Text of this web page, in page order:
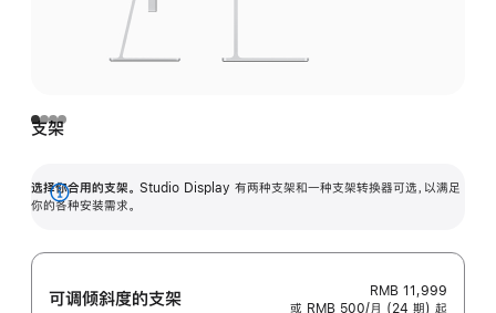
支架
选择你合用的支架。 Studio Display 有两种支架和一种支架转换器可选，以满足
你的各种安装需求。
展
可调倾斜度的支架
RMB 11,999
或 RMB 500/月 (24 期) 起